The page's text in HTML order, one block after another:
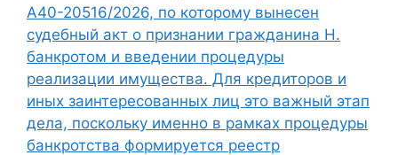
А40-20516/2026, по которому вынесен
судебный акт о признании гражданина Н.
банкротом и введении процедуры
реализации имущества. Для кредиторов и
иных заинтересованных лиц это важный этап
дела, поскольку именно в рамках процедуры
банкротства формируется реестр